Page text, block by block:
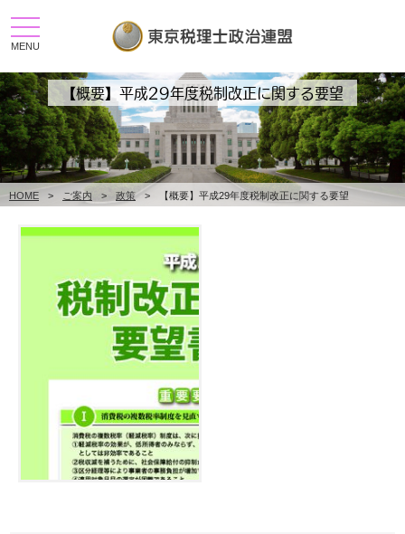
toggle
navigation
MENU
HOME > ご案内 > 政策 > 【概要】平成29年度税制改正に関する要望
【概要】平成29年度税制改正に関する要望